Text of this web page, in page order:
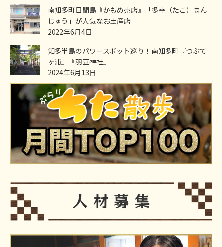
南知多町日間島『かもめ売店』「多幸（たこ）まん
じゅう」が人気なお土産店
2022年6月4日
知多半島のパワースポット巡り！南知多町『つぶて
ヶ浦』『羽豆神社』
2024年6月13日